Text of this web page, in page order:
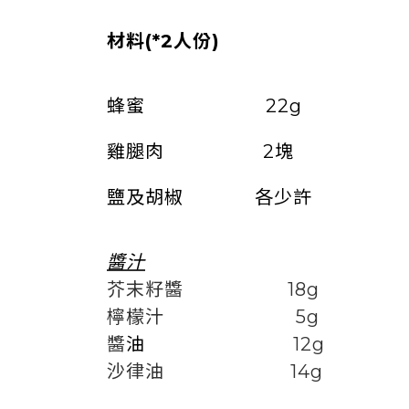
材料(*2人份)
蜂蜜 22g
雞腿肉 2塊
鹽及胡椒 各少許
醬汁
芥末籽醬 18g
檸檬汁 5g
醬油 12g
沙律油 14g